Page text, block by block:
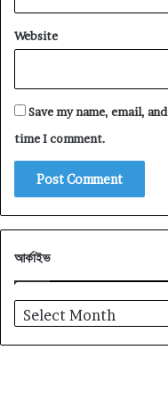
Website
Save my name, email,
time I comment.
আর্কাইভ
আর্কাইভ